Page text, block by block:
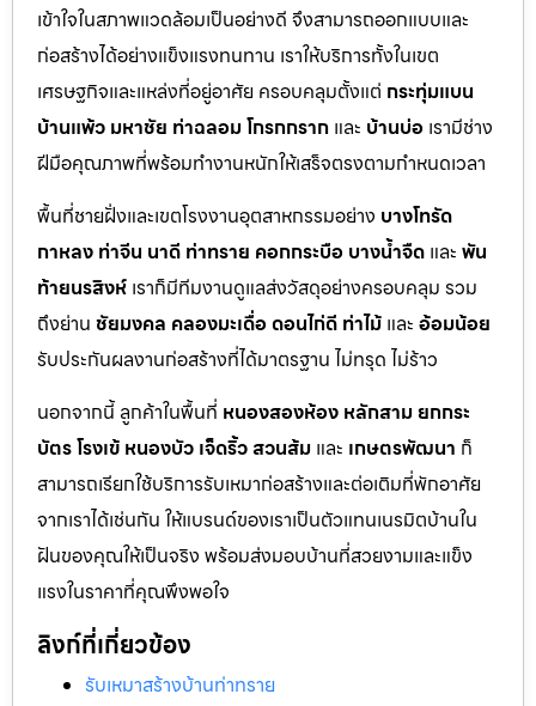
เข้าใจในสภาพแวดล้อมเป็นอย่างดี จึงสามารถออกแบบและ
ก่อสร้างได้อย่างแข็งแรงทนทาน เราให้บริการทั้งในเขต
เศรษฐกิจและแหล่งที่อยู่อาศัย ครอบคลุมตั้งแต่ กระทุ่มแบน
บ้านแพ้ว มหาชัย ท่าฉลอมโกรกกราก และ บ้านบ่อ เรามีช่าง
ฝีมือคุณภาพที่พร้อมทำงานหนักให้เสร็จตรงตามกำหนดเวลา
พื้นที่ชายฝั่งและเขตโรงงานอุตสาหกรรมอย่าง บางโทรัด
กาหลง ท่าจีน นาดี ท่าทราย คอกกระบือ บางน้ำจืด และ พัน
ท้ายนรสิงห์ เราก็มีทีมงานดูแลส่งวัสดุอย่างครอบคลุม รวม
ถึงย่าน ชัยมงคล คลองมะเดื่อ ดอนไก่ดี ท่าไม้ และ อ้อมน้อย
รับประกันผลงานก่อสร้างที่ได้มาตรฐาน ไม่ทรุด ไม่ร้าว
นอกจากนี้ ลูกค้าในพื้นที่ หนองสองห้อง หลักสามยกกระ
บัตรโรงเข้ หนองบัว เจ็ดริ้วสวนส้ม และ เกษตรพัฒนา ก็
สามารถเรียกใช้บริการรับเหมาก่อสร้างและต่อเติมที่พักอาศัย
จากเราได้เช่นกัน ให้แบรนด์ของเราเป็นตัวแทนเนรมิตบ้านใน
ฝันของคุณให้เป็นจริง พร้อมส่งมอบบ้านที่สวยงามและแข็ง
แรงในราคาที่คุณพึงพอใจ
ลิงก์ที่เกี่ยวข้อง
รับเหมาสร้างบ้านท่าทราย